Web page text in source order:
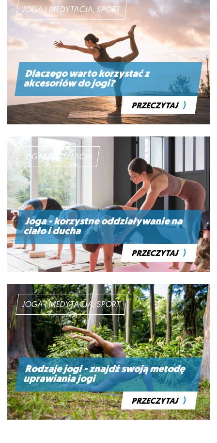
JOGA I MEDYTACJA, SPORT
Dlaczego warto korzystać z
akcesoriów do jogi?
PRZECZYTAJ ⟩
JOGA I MEDYTACJA
Joga - korzystne oddziaływanie na
ciało i ducha
PRZECZYTAJ ⟩
JOGA I MEDYTACJA, SPORT
Rodzaje jogi - znajdź swoją metodę
uprawiania jogi
PRZECZYTAJ ⟩